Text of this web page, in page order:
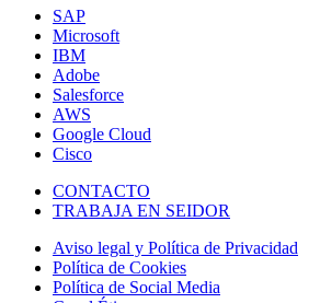
SAP
Microsoft
IBM
Adobe
Salesforce
AWS
Google Cloud
Cisco
CONTACTO
TRABAJA EN SEIDOR
Aviso legal y Política de Privacidad
Política de Cookies
Política de Social Media